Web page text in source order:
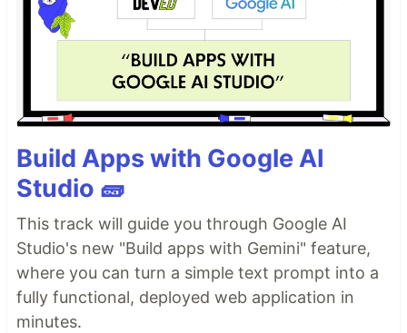
Build Apps with Google AI
Studio 🧱
This track will guide you through Google AI
Studio's new "Build apps with Gemini" feature,
where you can turn a simple text prompt into a
fully functional, deployed web application in
minutes.